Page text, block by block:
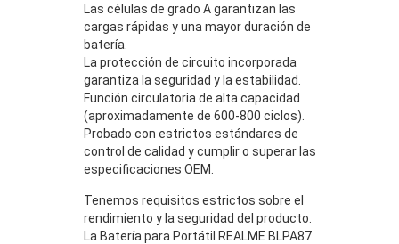
Las células de grado A garantizan las
cargas rápidas y una mayor duración de
batería.
La protección de circuito incorporada
garantiza la seguridad y la estabilidad.
Función circulatoria de alta capacidad
(aproximadamente de 600-800 ciclos).
Probado con estrictos estándares de
control de calidad y cumplir o superar las
especificaciones OEM.
Tenemos requisitos estrictos sobre el
rendimiento y la seguridad del producto.
La Batería para Portátil REALME BLPA87